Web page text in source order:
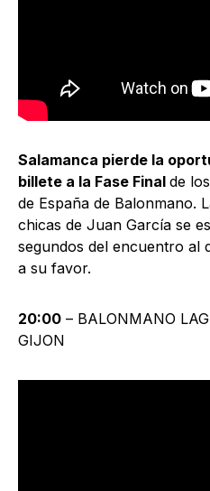
Salamanca pierde la
billete a la Fase Final de
de España de Balonmano.
chicas de Juan García se
segundos del encuentro al
a su favor.
20:00 – BALONMANO
GIJON